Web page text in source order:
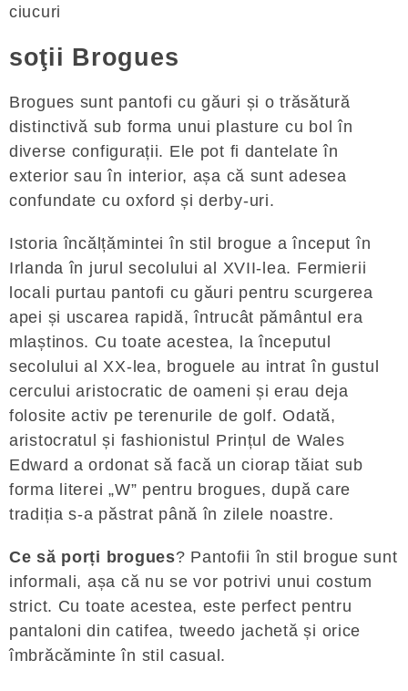
ciucuri
soţii Brogues
Brogues sunt pantofi cu găuri și o trăsătură
distinctivă sub forma unui plasture cu bol în
diverse configurații. Ele pot fi dantelate în
exterior sau în interior, așa că sunt adesea
confundate cu oxford și derby-uri.
Istoria încălțămintei în stil brogue a început în
Irlanda în jurul secolului al XVII-lea. Fermierii
locali purtau pantofi cu găuri pentru scurgerea
apei și uscarea rapidă, întrucât pământul era
mlaștinos. Cu toate acestea, la începutul
secolului al XX-lea, broguele au intrat în gustul
cercului aristocratic de oameni și erau deja
folosite activ pe terenurile de golf. Odată,
aristocratul și fashionistul Prințul de Wales
Edward a ordonat să facă un ciorap tăiat sub
forma literei „W” pentru brogues, după care
tradiția s-a păstrat până în zilele noastre.
Ce să porți brogues? Pantofii în stil brogue sunt
informali, așa că nu se vor potrivi unui costum
strict. Cu toate acestea, este perfect pentru
pantaloni din catifea, tweedo jachetă și orice
îmbrăcăminte în stil casual.